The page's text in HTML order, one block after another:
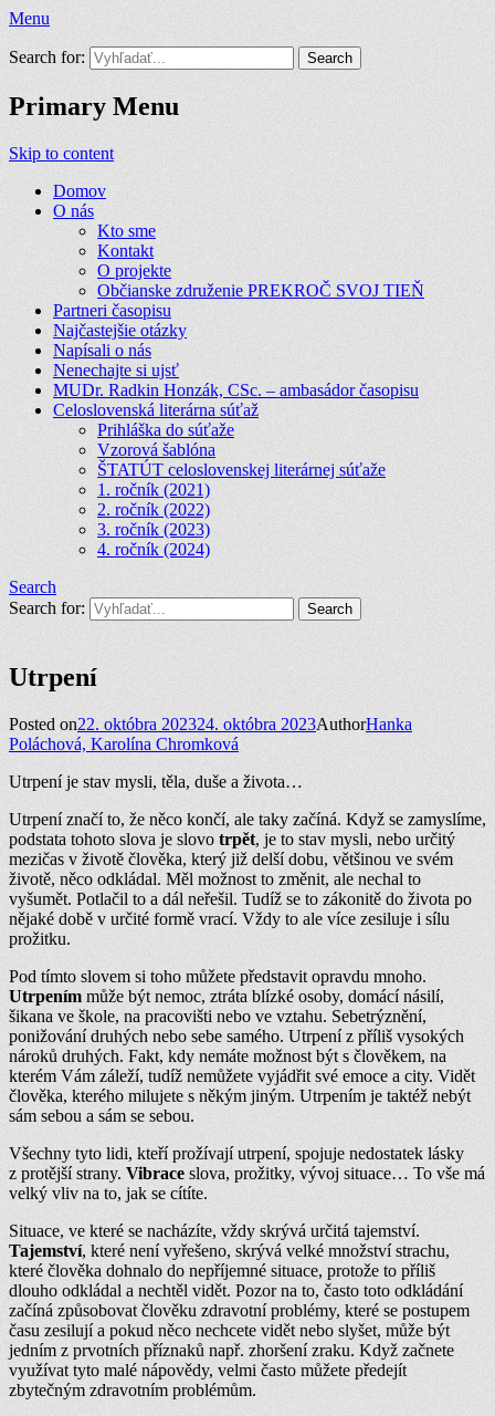
Menu
Prekroč svoj tieň
Search for:
Primary Menu
Skip to content
Domov
O nás
Kto sme
Kontakt
O projekte
Občianske združenie PREKROČ SVOJ TIEŇ
Partneri časopisu
Najčastejšie otázky
Napísali o nás
Nenechajte si ujsť
MUDr. Radkin Honzák, CSc. – ambasádor časopisu
Celoslovenská literárna súťaž
Prihláška do súťaže
Vzorová šablóna
ŠTATÚT celoslovenskej literárnej súťaže
1. ročník (2021)
2. ročník (2022)
3. ročník (2023)
4. ročník (2024)
Search
Search for:
Utrpení
Posted on22. októbra 202324. októbra 2023AuthorHanka
Poláchová, Karolína Chromková
Utrpení je stav mysli, těla, duše a života…
Utrpení značí to, že něco končí, ale taky začíná. Když se zamyslíme,
podstata tohoto slova je slovo trpět, je to stav mysli, nebo určitý
mezičas v životě člověka, který již delší dobu, většinou ve svém
životě, něco odkládal. Měl možnost to změnit, ale nechal to
vyšumět. Potlačil to a dál neřešil. Tudíž se to zákonitě do života po
nějaké době v určité formě vrací. Vždy to ale více zesiluje i sílu
prožitku.
Pod tímto slovem si toho můžete představit opravdu mnoho.
Utrpením může být nemoc, ztráta blízké osoby, domácí násilí,
šikana ve škole, na pracovišti nebo ve vztahu. Sebetrýznění,
ponižování druhých nebo sebe samého. Utrpení z příliš vysokých
nároků druhých. Fakt, kdy nemáte možnost být s člověkem, na
kterém Vám záleží, tudíž nemůžete vyjádřit své emoce a city. Vidět
člověka, kterého milujete s někým jiným. Utrpením je taktéž nebýt
sám sebou a sám se sebou.
Všechny tyto lidi, kteří prožívají utrpení, spojuje nedostatek lásky
z protější strany. Vibrace slova, prožitky, vývoj situace… To vše má
velký vliv na to, jak se cítíte.
Situace, ve které se nacházíte, vždy skrývá určitá tajemství.
Tajemství, které není vyřešeno, skrývá velké množství strachu,
které člověka dohnalo do nepříjemné situace, protože to příliš
dlouho odkládal a nechtěl vidět. Pozor na to, často toto odkládání
začíná způsobovat člověku zdravotní problémy, které se postupem
času zesilují a pokud něco nechcete vidět nebo slyšet, může být
jedním z prvotních příznaků např. zhoršení zraku. Když začnete
využívat tyto malé nápovědy, velmi často můžete předejít
zbytečným zdravotním problémům.